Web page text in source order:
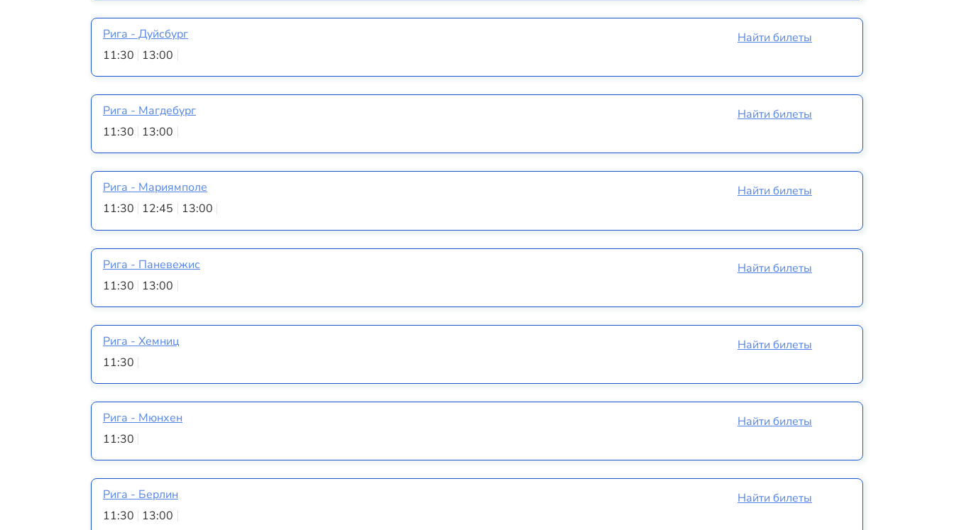
Рига - Дуйсбург
11:30
13:00
Найти билеты
Рига - Магдебург
11:30
13:00
Найти билеты
Рига - Мариямполе
11:30
12:45 13:00
Найти билеты
Рига - Паневежис
11:30
13:00
Найти билеты
Рига - Хемниц
11:30
Найти билеты
Рига - Мюнхен
11:30
Найти билеты
Рига - Берлин
11:30
13:00
Найти билеты